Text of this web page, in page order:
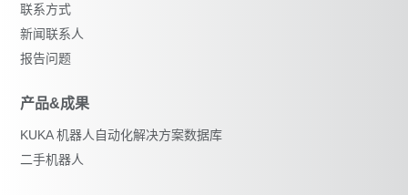
联系方式
新闻联系人
报告问题
产品&成果
KUKA 机器人自动化解决方案数据库
二手机器人